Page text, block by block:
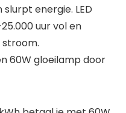
slurpt energie. LED
uur vol en
60W gloeilamp door